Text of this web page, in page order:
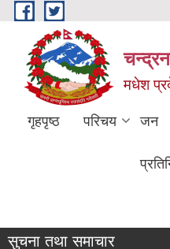
Skip to main content
मधेश
गृहपृष्ठ परिचय जन
सुचना तथा समाचार